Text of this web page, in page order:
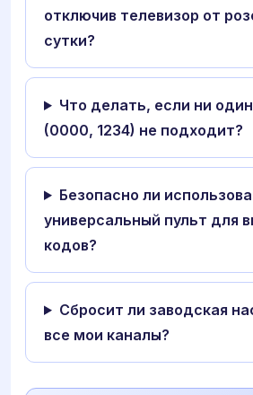
отключив телевизор от
сутки?
Что делать, если ни
(0000, 1234) не подходит?
Безопасно ли
универсальный пульт для
кодов?
Сбросит ли заводская
все мои каналы?